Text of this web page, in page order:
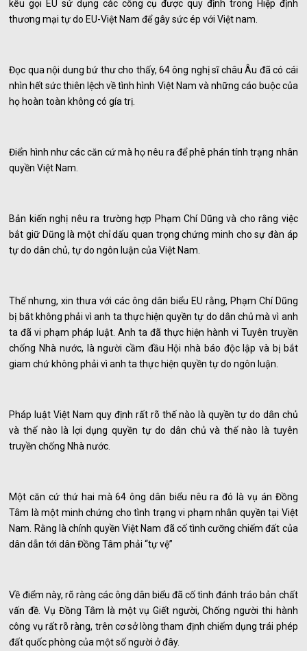
kêu gọi EU sử dụng các công cụ được quy định trong Hiệp định
thương mại tự do EU-Việt Nam để gây sức ép với Việt nam.
Đọc qua nội dung bứ thư cho thấy, 64 ông nghị sĩ châu Âu đã có cái
nhìn hết sức thiên lệch về tình hình Việt Nam và những cáo buộc của
họ hoàn toàn không có gía trị.
Điển hình như các căn cứ mà họ nêu ra để phê phán tính trạng nhân
quyền Việt Nam.
Bản kiến nghị nêu ra trường hợp Phạm Chí Dũng và cho rằng việc
bắt giữ Dũng là một chỉ dấu quan trọng chứng minh cho sự đàn áp
tự do dân chủ, tự do ngôn luận của Việt Nam.
Thế nhưng, xin thưa với các ông dân biểu EU rằng, Phạm Chí Dũng
bị bắt không phải vì anh ta thực hiện quyền tự do dân chủ mà vì anh
ta đã vi phạm pháp luật. Anh ta đã thực hiện hành vi Tuyên truyền
chống Nhà nước, là người cầm đầu Hội nhà báo độc lập và bị bắt
giam chứ không phải vì anh ta thực hiện quyền tự do ngôn luận.
Pháp luật Việt Nam quy định rất rõ thế nào là quyền tự do dân chủ
và thế nào là lợi dụng quyền tự do dân chủ và thế nào là tuyên
truyền chống Nhà nước.
Một căn cứ thứ hai mà 64 ông dân biểu nêu ra đó là vụ án Đồng
Tâm là một minh chứng cho tình trạng vi phạm nhân quyền tại Việt
Nam. Rằng là chính quyền Việt Nam đã cố tình cưỡng chiếm đất của
dân dẫn tới dân Đồng Tâm phải “tự vệ”
Về điểm này, rõ ràng các ông dân biểu đã cố tình đánh tráo bản chất
vấn đề. Vụ Đồng Tâm là một vụ Giết người, Chống người thi hành
công vụ rất rõ ràng, trên cơ sở lòng tham định chiếm dụng trái phép
đất quốc phòng của một số người ở đây.